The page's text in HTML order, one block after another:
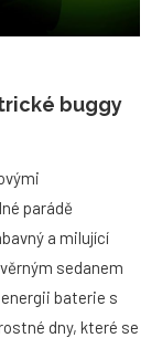
buggy
parádě
a milující
sedanem
energii baterie s
dny, které se